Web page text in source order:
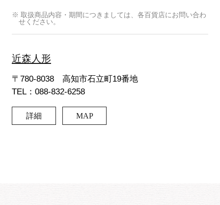
※ 取扱商品内容・期間につきましては、各百貨店にお問い合わ
せください。
近森人形
〒780-8038 高知市石立町19番地
TEL：088-832-6258
詳細 MAP